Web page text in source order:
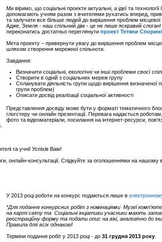
Ми віримо, що соціальні проекти актуальні, а ідеї та технології
допомагають учням разом з вчителями рухатись вперед,
та залучати все більше людей до вирішення проблем місцевої
Адже, Земля - наш спільний дім - це не лише яскравий
переконатись достатньо переглянути проект Тетяни
Мета проекту – привернути увагу до вирішення проблем
шляхом створення мережної спільноти.
Завдання:
Визначити соціальні, екологічні чи інші проблеми своєї
Створити в одній з соціальних мереж групу
Спланувати діяльність групи щодо вирішення визначеної
групи проблем)
Описати досвід реалізації соціальної активності
Представлення досвіду може бути у форматі тематичного
глогстеру чи онлайн презентації. Перевага надається
фото та відеоматеріали, посилання на інтернет-ресурси,
та учні! Успіхів Вам!
онлайн-консультації. Слідкуйте за оголошеннями на нашому
У 2013 році роботи на конкурс подаються лише в
*Для подання конкурсних робіт з номінаціями Музеї
на карті світу та Соціальні інціативи учасники мають
реєстраційну форму та подати опис на вікі, аналогічно до
Правила для всіх однакові!
Терміни подання робіт у 2013 році - до 31 грудня 2013 року